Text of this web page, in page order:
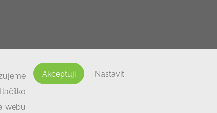
webu
Akceptuji Nastavit